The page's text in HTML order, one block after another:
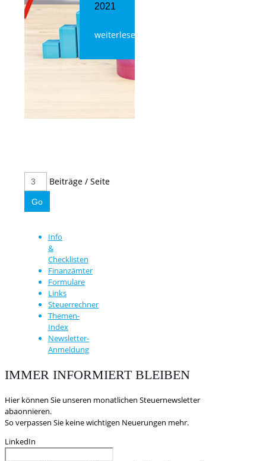
2021
weiterlesen
Beiträge / Seite
Info
&
Checklisten
Finanzämter
Formulare
Links
Steuerrechner
Themen-
Index
Newsletter-
Anmeldung
IMMER INFORMIERT BLEIBEN
Hier können Sie unseren monatlichen Steuernewsletter
abaonnieren.
So verpassen Sie keine wichtigen Neuerungen mehr.
LinkedIn